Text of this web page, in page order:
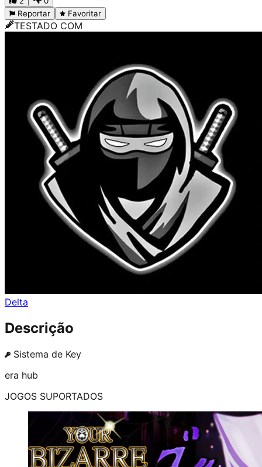
Reportar
Favoritar
TESTADO COM
Delta
Descrição
Sistema de Key
era hub
JOGOS SUPORTADOS